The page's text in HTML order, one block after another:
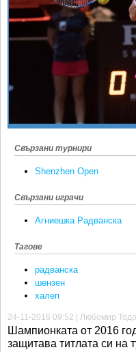
КЛУБОВЕ
РАКЕТНИ
Спорт&Фитнес
Любители
Свързани турнири
Shenzhen Open
Свързани играчи
Агниешка Радванска
Тагове
радванска
шензен
халеп
24-11-2016 09:52 | Любомир
Шампионката от 2016
защитава титлата си на